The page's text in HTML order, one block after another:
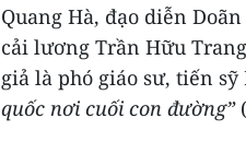
Quang Hà, đạo diễn
cải lương Trần Hữu
giả là phó giáo sư, tiến
quốc nơi cuối con đường”